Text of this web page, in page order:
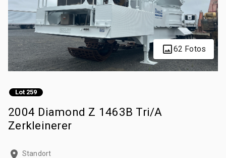
62 Fotos
Lot 259
2004 Diamond Z 1463B Tri/A
Zerkleinerer
Standort